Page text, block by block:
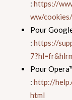
: https://
ww/cookies/
Pour
: https://
Pour
: http://
html